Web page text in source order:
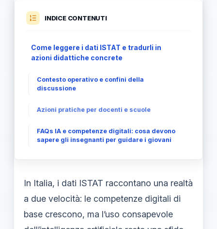
INDICE CONTENUTI
Come leggere i dati ISTAT e tradurli in
azioni didattiche concrete
Contesto operativo e confini della
discussione
Azioni pratiche per docenti e scuole
FAQs IA e competenze digitali: cosa devono
sapere gli insegnanti per guidare i giovani
In Italia, i dati ISTAT raccontano una realtà
a due velocità: le competenze digitali di
base crescono, ma l’uso consapevole